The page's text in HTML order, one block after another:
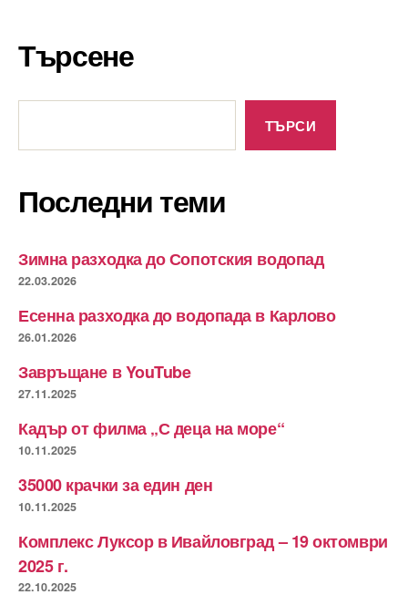
Търсене
ТЪРСИ
Последни теми
Зимна разходка до Сопотския водопад
22.03.2026
Есенна разходка до водопада в Карлово
26.01.2026
Завръщане в YouTube
27.11.2025
Кадър от филма „С деца на море“
10.11.2025
35000 крачки за един ден
10.11.2025
Комплекс Луксор в Ивайловград – 19 октомври
2025 г.
22.10.2025